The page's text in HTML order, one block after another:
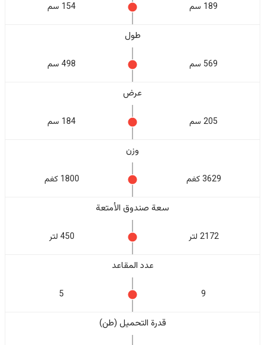
189 سم 154 سم
طول
569 سم 498 سم
عرض
205 سم 184 سم
وزن
3629 كغم 1800 كغم
سعة صندوق الأمتعة
2172 لتر 450 لتر
عدد المقاعد
9
5
قدرة التحميل (طن)